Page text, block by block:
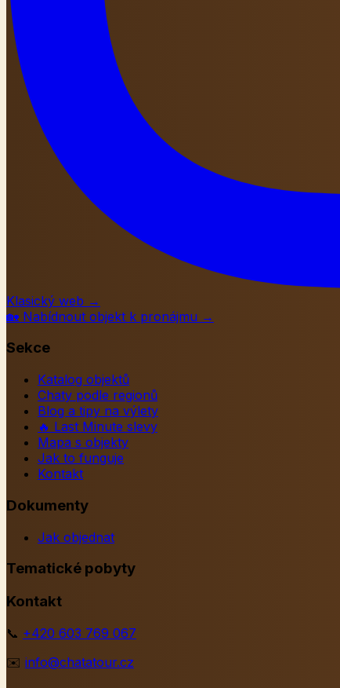
Klasický web →
🏡 Nabídnout objekt k pronájmu →
Sekce
Katalog objektů
Chaty podle regionů
Blog a tipy na výlety
🔥 Last Minute slevy
Mapa s objekty
Jak to funguje
Kontakt
Dokumenty
Jak objednat
Tematické pobyty
Kontakt
📞 +420 603 769 067
✉️ info@chatatour.cz